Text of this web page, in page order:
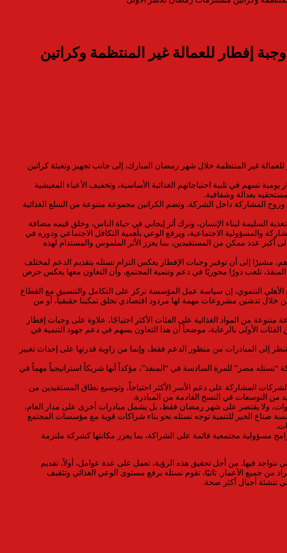
تتعاون مع صناع الخير ومبادرة المنفذ لتوفير 40 ألف وجبة إفطار للعمالة غير المنتظمة وكراتين
مع مؤسسة صناع الخير للتنمية ومبادرة المنفذ، لتوفير 40 ألف وجبة إفطار للعمالة غير المنتظمة خلال شهر رمضان المبارك، إلى جانب تجهيز وتعبئة كراتين
تسهم في تلبية احتياجاتهم الغذائية الأساسية، وتخفيف الأعباء المعيشية
بعدالة وشفافية.
المشاركة داخل الشركة. وتضم الكراتين مجموعة متنوعة من السلع الغذائية
السليمة لبناء الإنسان، وترك أثر إيجابي في حياة الناس، وخلق قيمه مضافة
والمسؤولية الاجتماعية، ويرفع الوعي بأهمية التكافل الاجتماعي ودوره في
أكبر عدد ممكن من المستفيدين، بما يعزز الأثر الملموس والمستدام لهذه
مشيرًا إلى أن توفير وجبات الإفطار يعكس التزام نستله بتقديم الدعم لمختلف
تلعب دورًا محوريًا في دعم وتنمية المجتمع، وأن التعاون معها يعكس حرص
التنموي، إن سياسة عمل المؤسسة تركز على التكامل والتنسيق مع القطاع
خلال تدشين مشروعات مهمة لها مردود اقتصادي تخلق تمكينا حقيقياً، أو من
من المواد الغذائية على الفئات الأكثر احتياجًا، علاوة على وجبات إفطار
الأولى بالرعاية، موضحاً أن هذا التعاون يسهم في دعم جهود التنمية في
إلى المبادرات من منظور الدعم فقط، وإنما من زاوية قدرتها على إحداث تغيير
مصر” للمرة السادسة في “المنفذ”، مؤكداً أنها شريكاً استراتيجياً مهماً في
المشاركة على دعم الأسر الأكثر احتياجاً، وتوسيع نطاق المستفيدين من
من التوسعات في النسخ القادمة من المبادرة.
سنوات، ولا يقتصر على شهر رمضان فقط، بل يشمل مبادرات أخرى على مدار العام،
صناع الخير للتنمية توجه نستله نحو بناء شراكات قوية مع مؤسسات المجتمع
مسؤولية مجتمعية قائمة على الشراكة، بما يعزز مكانتها كشركة ملتزمة
نتواجد فيها. من أجل تحقيق هذه الرؤية، نعمل على عدة عوامل، أولاً، تقديم
من جميع الأعمار. ثانيًا، تقوم نستله برفع مستوى الوعي الغذائي وتثقيف
تنشئة أجيال أكثر صحة.